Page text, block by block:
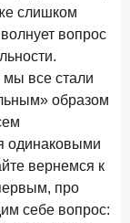
слишком
вопрос
все стали
образом
одинаковыми
вернемся к
про
себе вопрос: